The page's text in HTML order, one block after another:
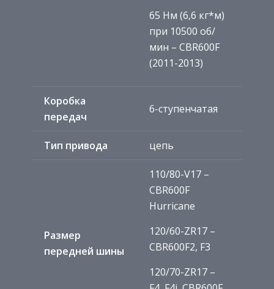
65 Нм (6,6 кг*м)
при 10500 об/
мин – CBR600F
(2011-2013)
Коробка
передач
6-ступенчатая
Тип привода цепь
Размер
передней шины
110/80-V17 –
CBR600F
Hurricane
120/60-ZR17 –
CBR600F2, F3
120/70-ZR17 –